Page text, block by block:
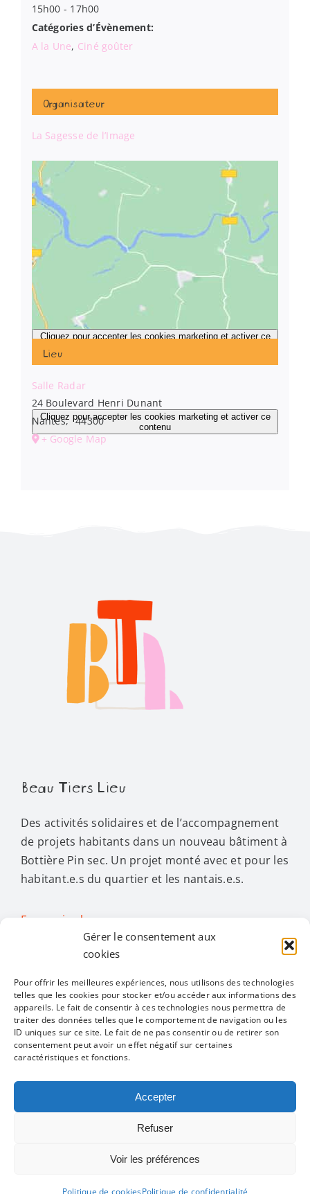
Gérer le consentement aux
cookies
Pour offrir les meilleures expériences, nous utilisons des technologies
telles que les cookies pour stocker et/ou accéder aux informations des
appareils. Le fait de consentir à ces technologies nous permettra de
traiter des données telles que le comportement de navigation ou les
ID uniques sur ce site. Le fait de ne pas consentir ou de retirer son
consentement peut avoir un effet négatif sur certaines
caractéristiques et fonctions.
Accepter
Refuser
Voir les préférences
Politique de cookiesPolitique de confidentialité
15h00 - 17h00
Catégories d’Évènement:
A la Une, Ciné goûter
Organisateur
La Sagesse de l’Image
Lieu
Salle Radar
24 Boulevard Henri Dunant
Nantes, 44300
+ Google Map
Cliquez pour accepter les cookies marketing et activer ce
contenu
Cliquez pour accepter les cookies marketing et activer ce
Beau Tiers Lieu
Des activités solidaires et de l’accompagnement
de projets habitants dans un nouveau bâtiment à
Bottière Pin sec. Un projet monté avec et pour les
habitant.e.s du quartier et les nantais.e.s.
En savoir plus…
Toggle
Navigation
Toutes les activités
Alimentation
Restons en contact
Mentions légales
Politique de confidentialité